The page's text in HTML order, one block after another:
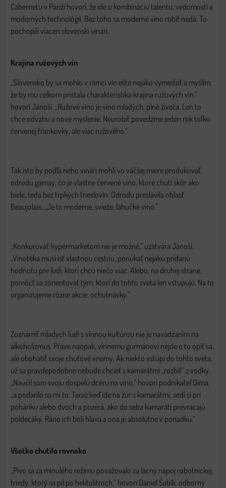
Cabernetu v Paríži hovorí, že ide o kombináciu talentu, vedomostí a
moderných technológií. Bez toho sa moderné víno robiť nedá. To
pochopili viacerí slovenskí vinári.
Krajina ružových vín
„Slovensko by sa mohlo v rámci vín ešte nejako vymedziť a myslím,
že by mu celkom pristala charakteristika krajina ružových vín,“
hovorí Jánoši. „Ružové víno je víno mladých, plné života. Len to
chce odvahu a nové myslenie. Neurobiť povedzme jeden rok toľko
červenej frankovky, ale viac ružového.“
Tak isto by podľa neho vinári mohli vo väčšej miere produkovať
odrodu gamay, čo je vlastne červené víno, ktoré chutí skôr ako
biele, teda bez trpkých trieslovín. Odrodu preslávila oblasť
Beaujolais. „Je to moderné, svieže, ľahučké víno.“
„Konkurovať hypermarketom nie je možné,“ uzatvára Jánoši.
„Vinotéka musí ísť vlastnou cestou, ponúkať nejakú pridanú
hodnotu pre ľudí, ktorí chcú niečo viac. Alebo, na druhej strane,
pomôcť sa zorientovať tým, ktorí do tohto sveta len vstupujú. Na to
organizujeme rôzne akcie, ochutnávky.“
Zoznámiť mladých ľudí s vínnou kultúrou nie je navádzaním na
alkoholizmus. Práve naopak, vínnemu gurmánovi nejde o to opiť sa,
ale obohatiť svoje chuťové vnemy. Ak niekto vstúpi do tohto sveta,
už sa pravdepodobne nebude chcieť s kamarátmi „rozbiť“ z vodky.
„Naučil som svoju dospelú dcéru na víno,“ hovorí podnikateľ Dima,
„a podarilo sa mi to. Teraz keď ide na žúr s kamarátmi, sedí si pri
poháriku alebo dvoch a pozerá, ako do seba kamaráti prevracajú
poldecáky. Ráno ich bolí hlava a ona je absolútne v poriadku.“
Všetko chutilo rovnako
„Pivo sa za minulého režimu považovalo za lacný nápoj robotníckej
triedy, ktorý sa pil po hektolitroch,“ hovorí Daniel Šabík, odborný